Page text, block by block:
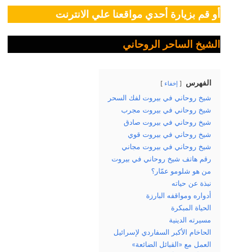
أو قم بزيارة أحدي مواقعنا علي الانترنت
الشيخ الساحر الروحاني
الفهرس إخفاء
شيخ روحاني في بيروت لفك السحر
شيخ روحاني في بيروت مجرب
شيخ روحاني في بيروت صادق
شيخ روحاني في بيروت قوي
شيخ روحاني في بيروت مجاني
رقم هاتف شيخ روحاني في بيروت
من هو شلومو عمّار؟
نبذة عن حياته
أدواره ومواقفه البارزة
الحياة المبكرة
مسيرته الدينية
الحاخام الأكبر السفاردي لإسرائيل
العمل مع «القبائل الضائعة»